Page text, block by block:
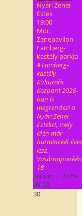
Nyári Zenei
Estek
18:00
Mór,
Zenepavilon
Lamberg-
kastély parkja
A Lamberg-
kastély
Kulturális
Központ 2026-
ban is
megrendezi a
Nyári Zenei
Esteket, mely
idén már
harminckét éves
lesz.
18
Dátum : 2026-
08-23
30